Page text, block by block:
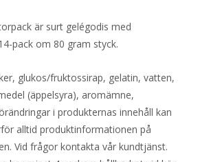
är surt gelégodis med
pack om 80 gram styck.
glukos/fruktossirap, gelatin, vatten,
(äppelsyra), aromämne,
i produkternas innehåll kan
alltid produktinformationen på
Vid frågor kontakta vår kundtjänst.